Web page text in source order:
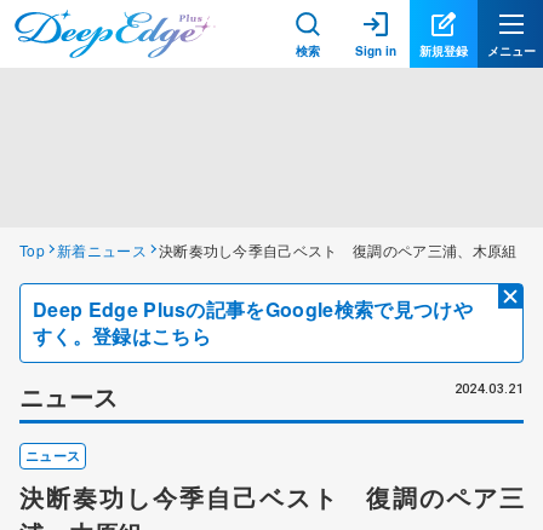
検索 Sign in 新規登録 メニュー
Top 新着ニュース 決断奏功し今季自己ベスト 復調のペア三浦、木原組
Deep Edge Plusの記事をGoogle検索で見つけや
すく。登録はこちら
ニュース 2024.03.21
ニュース
決断奏功し今季自己ベスト 復調のペア三